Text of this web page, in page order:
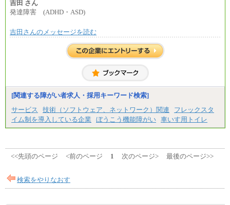
■その他職種共通
月給：25万3,400円～
※20時間を超過した場合は別途支給
中途：
(1)(2)月給：25万3400円～28万5900円
※20時間を超過した場合は別途支給
※試用期間中も給与に変更はございません
吉田 さん
発達障害 (ADHD・ASD)
吉田さんのメッセージを読む
[関連する障がい者求人・採用キーワード検索]
サービス
技術（ソフトウェア、ネットワーク）関連
フレックスタ
イム制を導入している企業
ぼうこう機能障がい 車いす用トイレ
<<先頭のページ <前のページ 1 次のページ> 最後のページ>>
検索をやりなおす